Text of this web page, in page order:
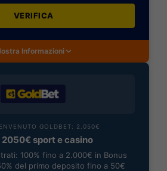
VERIFICA
Informazioni
GOLDBET: 2.050€
2050€ sport e casino
100% fino a 2.000€ in Bonus
del primo deposito fino a 50€